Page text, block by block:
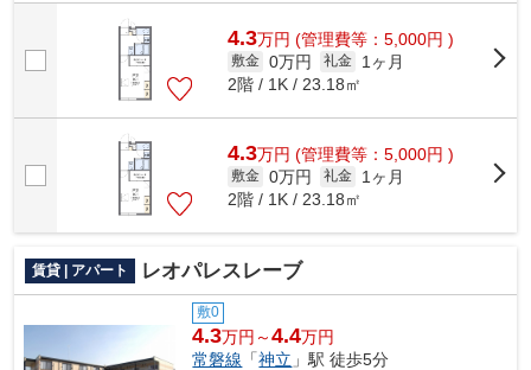
4.3万円 (管理費等：5,000円 )
敷金 0万円 礼金
1ヶ月
2階 / 1K / 23.18㎡
4.3万円 (管理費等：5,000円 )
敷金 0万円 礼金
1ヶ月
2階 / 1K / 23.18㎡
賃貸 | アパート レオパレスレーブ
敷0
4.3万円～4.4万円
常磐線 「神立 」駅 徒歩5分